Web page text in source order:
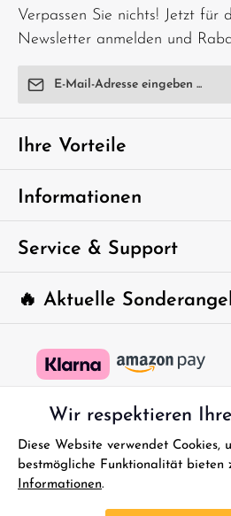
Verpassen Sie nichts! Jetzt für
Newsletter anmelden und
E-Mail-Adresse*
Ich habe die
genommen und die
einverstanden.
Um weiterzugehen, geben Sie
abgebildeten Zeichen ein*
🔥 Aktuelle
Ihre Vorteile
Informationen
Service & Support
Wir respektieren
Diese Website verwendet Cookies,
bestmögliche Funktionalität bieten
Informationen.